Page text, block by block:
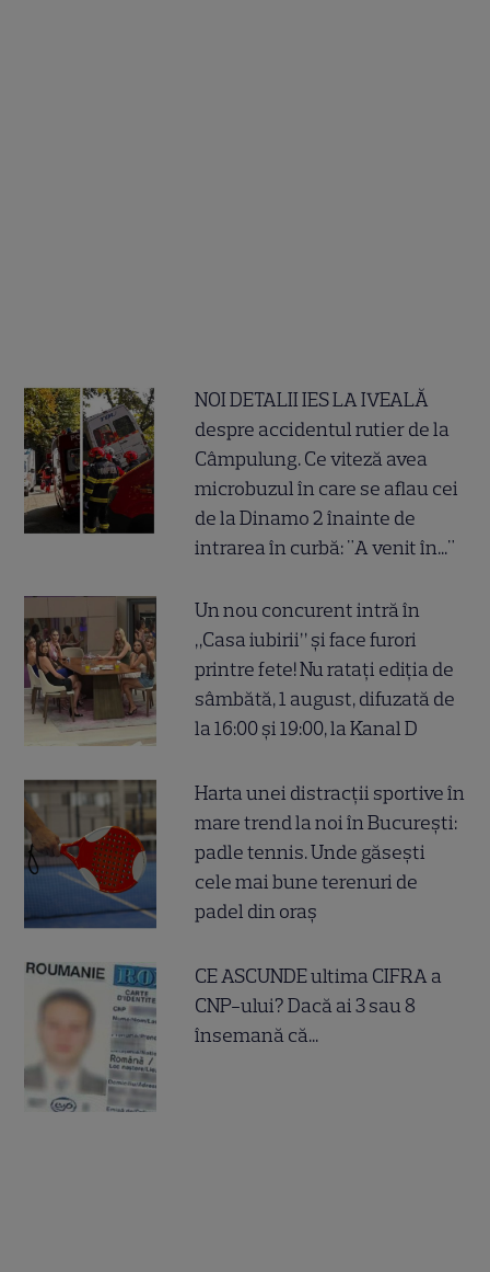
NOI DETALII IES LA IVEALĂ
despre accidentul rutier de la
Câmpulung. Ce viteză avea
microbuzul în care se aflau cei
de la Dinamo 2 înainte de
intrarea în curbă: "A venit în..."
Un nou concurent intră în
„Casa iubirii” și face furori
printre fete! Nu ratați ediția de
sâmbătă, 1 august, difuzată de
la 16:00 și 19:00, la Kanal D
Harta unei distracții sportive în
mare trend la noi în București:
padle tennis. Unde găsești
cele mai bune terenuri de
padel din oraș
CE ASCUNDE ultima CIFRA a
CNP-ului? Dacă ai 3 sau 8
însemană că...